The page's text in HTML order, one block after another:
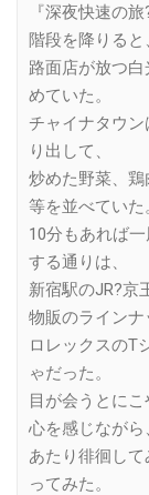
『深夜快速の
階段を降りると
路面店が放つ
めていた。
チャイナタウ
り出して、
炒めた野菜、
等を並べていた
10分もあれば
する通りは、
新宿駅のJR?京
物販のラインナ
ロレックスのT
ゃだった。
目が会うとに
心を感じながら
あたり徘徊し
ってみた。